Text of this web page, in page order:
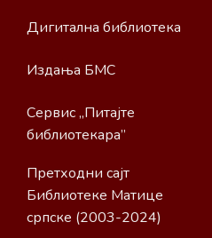
Дигитална библиотека
Издања БМС
Сервис „Питајте
библиотекара”
Претходни сајт
Библиотеке Матице
српске (2003-2024)